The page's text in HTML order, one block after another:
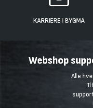
KARRIERE I BYGMA
Webshop
Alle